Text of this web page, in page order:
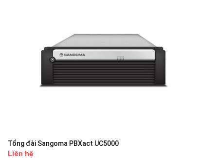
Tổng đài Sangoma PBXact UC5000
Liên hệ